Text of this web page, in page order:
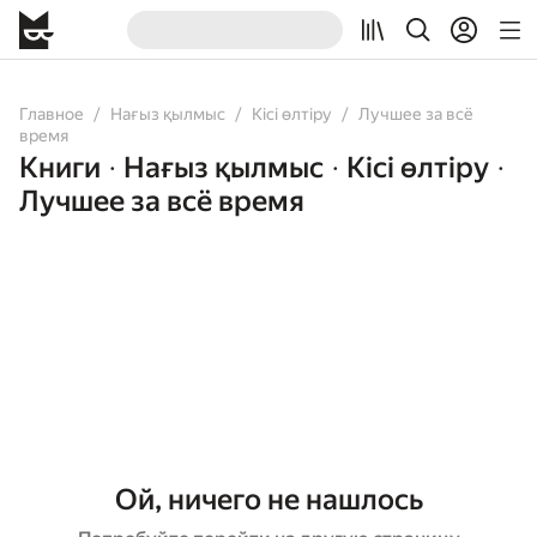
Главное Нағыз қылмыс Кісі өлтіру
Лучшее за всё
время
Книги • Нағыз қылмыс • Кісі өлтіру •
Лучшее за всё время
Ой, ничего не нашлось